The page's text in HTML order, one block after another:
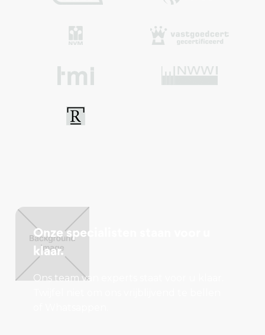
Onze specialisten staan voor u
klaar.
Ons team van experts staat voor u klaar.